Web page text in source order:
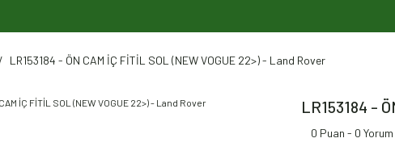
LR153184 - ÖN CAM İÇ FİTİL SOL (NEW VOGUE 22>) - Land Rover
LR153184 -
0 Puan - 0 Yorum